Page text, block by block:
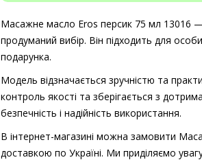
Масажне масло Eros персик 75 мл 13016 —
продуманий вибір. Він підходить для
подарунка.
Модель відзначається зручністю та
контроль якості та зберігається з
безпечність і надійність використання.
В інтернет-магазині можна замовити
доставкою по Україні. Ми приділяємо